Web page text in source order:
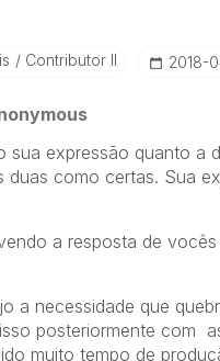
Contributor II ‎2018-
sua expressão quanto
duas como certas. Sua
a resposta de
a necessidade que
posteriormente com
muito tempo de